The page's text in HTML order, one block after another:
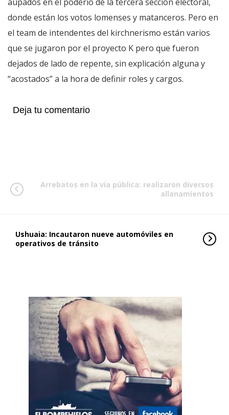
donde están los votos lomenses y matanceros. Pero en
el team de intendentes del kirchnerismo están varios
que se jugaron por el proyecto K pero que fueron
dejados de lado de repente, sin explicación alguna y
“acostados” a la hora de definir roles y cargos.
Deja tu comentario
Arrebatos en la vía pública: realizaron diversos
allanamientos
Ushuaia: Incautaron nueve automóviles en
operativos de tránsito